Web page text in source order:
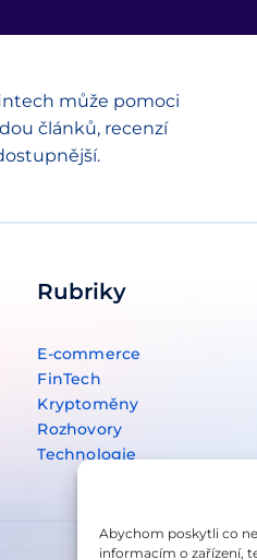
Abychom poskytli co
informacím o zařízení,
může pomoci
článků, recenzí
Rubriky
E-commerce
FinTech
Kryptoměny
Rozhovory
Technologie